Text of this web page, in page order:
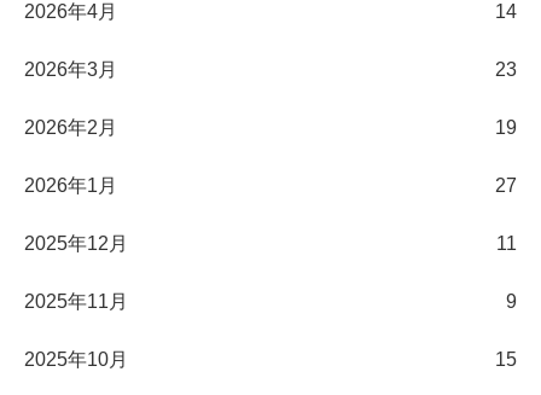
2026年4月 14
2026年3月 23
2026年2月 19
2026年1月 27
2025年12月 11
2025年11月 9
2025年10月 15